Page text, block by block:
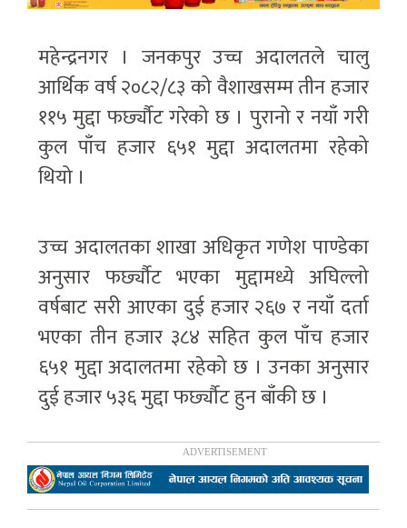
महेन्द्रनगर । जनकपुर उच्च अदालतले चालु
आर्थिक वर्ष २०८२/८३ को वैशाखसम्म तीन हजार
११५ मुद्दा फर्छ्यौट गरेको छ । पुरानो र नयाँ गरी
कुल पाँच हजार ६५१ मुद्दा अदालतमा रहेको
थियो ।
उच्च अदालतका शाखा अधिकृत गणेश पाण्डेका
अनुसार फर्छ्यौट भएका मुद्दामध्ये अघिल्लो
वर्षबाट सरी आएका दुई हजार २६७ र नयाँ दर्ता
भएका तीन हजार ३८४ सहित कुल पाँच हजार
६५१ मुद्दा अदालतमा रहेको छ । उनका अनुसार
दुई हजार ५३६ मुद्दा फर्छ्यौट हुन बाँकी छ ।